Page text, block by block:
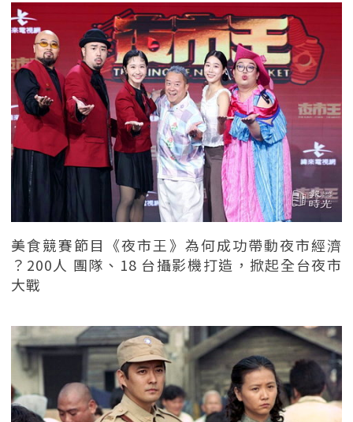
美食競賽節目《夜市王》為何成功帶動夜市經濟
？200人 團隊、18 台攝影機打造，掀起全台夜市
大戰